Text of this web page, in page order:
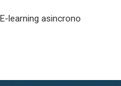
E-learning asincrono